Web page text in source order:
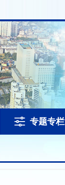
专题专栏